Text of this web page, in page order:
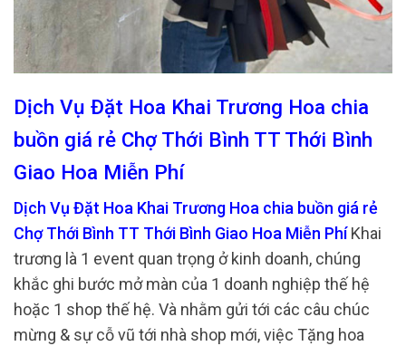
Dịch Vụ Đặt Hoa Khai Trương Hoa chia
buồn giá rẻ Chợ Thới Bình TT Thới Bình
Giao Hoa Miễn Phí
Dịch Vụ Đặt Hoa Khai Trương Hoa chia buồn giá rẻ
Chợ Thới Bình TT Thới Bình Giao Hoa Miễn PhíKhai
trương là 1 event quan trọng ở kinh doanh, chúng
khắc ghi bước mở màn của 1 doanh nghiệp thế hệ
hoặc 1 shop thế hệ. Và nhằm gửi tới các câu chúc
mừng & sự cỗ vũ tới nhà shop mới, việc Tặng hoa